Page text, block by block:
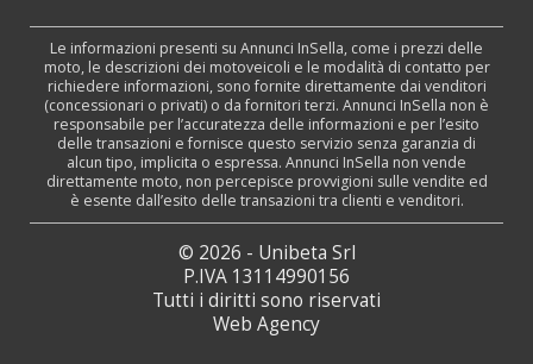
Le informazioni presenti su Annunci InSella, come i prezzi delle
moto, le descrizioni dei motoveicoli e le modalità di contatto per
richiedere informazioni, sono fornite direttamente dai venditori
(concessionari o privati) o da fornitori terzi. Annunci InSella non è
responsabile per l’accuratezza delle informazioni e per l’esito
delle transazioni e fornisce questo servizio senza garanzia di
alcun tipo, implicita o espressa. Annunci InSella non vende
direttamente moto, non percepisce provvigioni sulle vendite ed
è esente dall’esito delle transazioni tra clienti e venditori.
© 2026 - Unibeta Srl
P.IVA 13114990156
Tutti i diritti sono riservati
Web Agency